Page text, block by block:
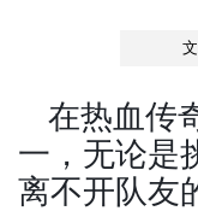
在热血传
一，无论是
离不开队友